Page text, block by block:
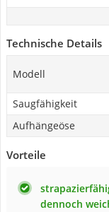
Technische Details
Modell
Saugfähigkeit
Aufhängeöse
Vorteile
dennoch